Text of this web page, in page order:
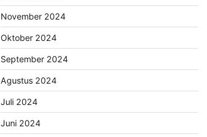
November 2024
Oktober 2024
September 2024
Agustus 2024
Juli 2024
Juni 2024